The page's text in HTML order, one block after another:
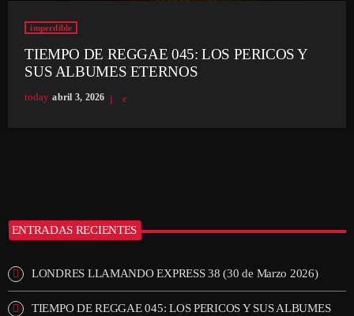
imperdible
TIEMPO DE REGGAE 045: LOS PERICOS Y
SUS ALBUMES ETERNOS
today abril 3, 2026
ENTRADAS RECIENTES
LONDRES LLAMANDO EXPRESS 38 (30 de Marzo 2026)
TIEMPO DE REGGAE 045: LOS PERICOS Y SUS ALBUMES